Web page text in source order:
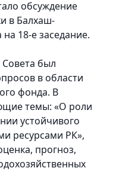
обсуждение
в Балхаш-
18-е заседание.
был
в области
фонда. В
темы: «О роли
устойчивого
ресурсами РК»,
прогноз,